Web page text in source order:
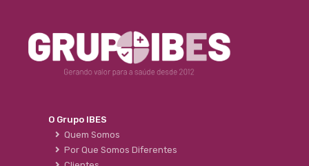
O Grupo IBES
Quem Somos
Por Que Somos Diferentes